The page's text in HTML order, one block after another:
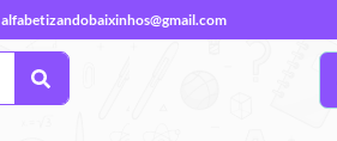
alfabetizandobaixinhos@gmail.com